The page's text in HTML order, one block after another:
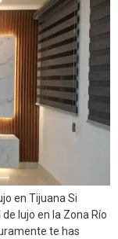
en Tijuana Si
lujo en la Zona Río
te has